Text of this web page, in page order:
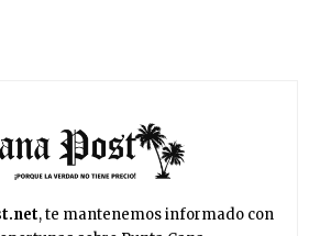
, te mantenemos informado con